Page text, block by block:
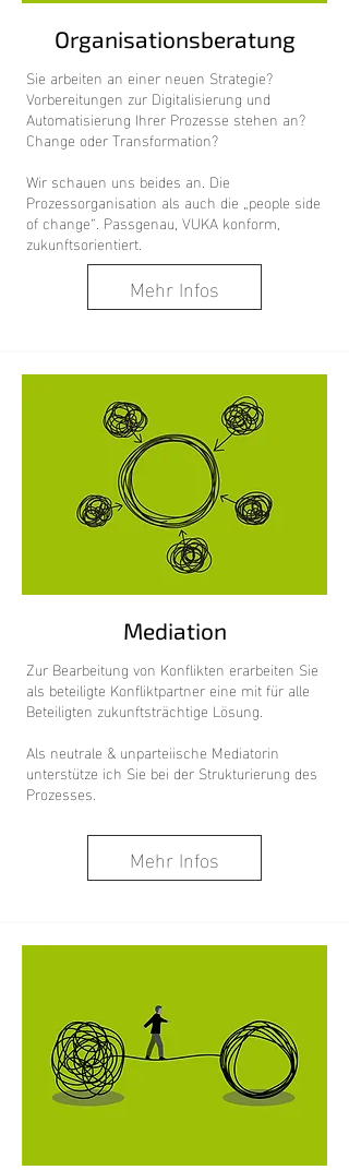
Sie arbeiten an einer neuen Strategie?
Vorbereitungen zur Digitalisierung und
Automatisierung Ihrer Prozesse stehen an?
Change oder Transformation?
Wir schauen uns beides an. Die
Prozessorganisation als auch die „people side
of change“. Passgenau, VUKA konform,
zukunftsorientiert.
Organisationsberatung
Mehr Infos
Zur Bearbeitung von Konflikten erarbeiten Sie
als beteiligte Konfliktpartner eine mit für alle
Beteiligten zukunftsträchtige Lösung.
Als neutrale & unparteiische Mediatorin
unterstütze ich Sie bei der Strukturierung des
Prozesses.
Mediation
Mehr Infos